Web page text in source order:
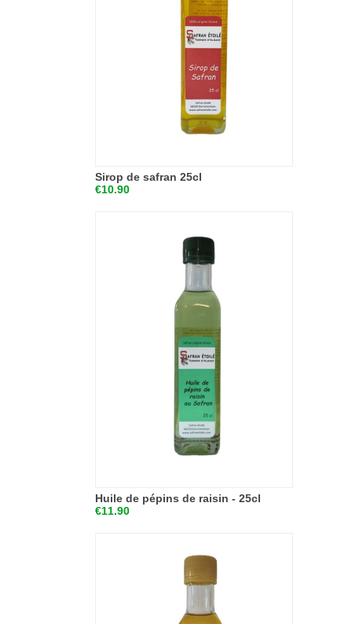
Sirop de safran 25cl
€10.90
Huile de pépins de raisin - 25cl
€11.90